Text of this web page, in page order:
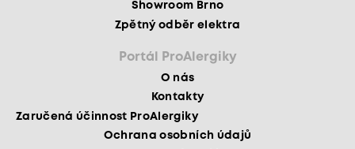
Showroom Brno
Zpětný odběr elektra
Portál ProAlergiky
O nás
Kontakty
Zaručená účinnost ProAlergiky
Ochrana osobních údajů